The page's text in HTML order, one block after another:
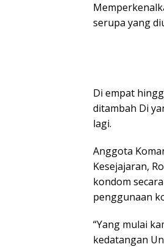
serupa yang
Di empat
ditambah Di
lagi.
Anggota
Kesejajaran,
kondom
penggunaan
“Yang mulai
kedatangan